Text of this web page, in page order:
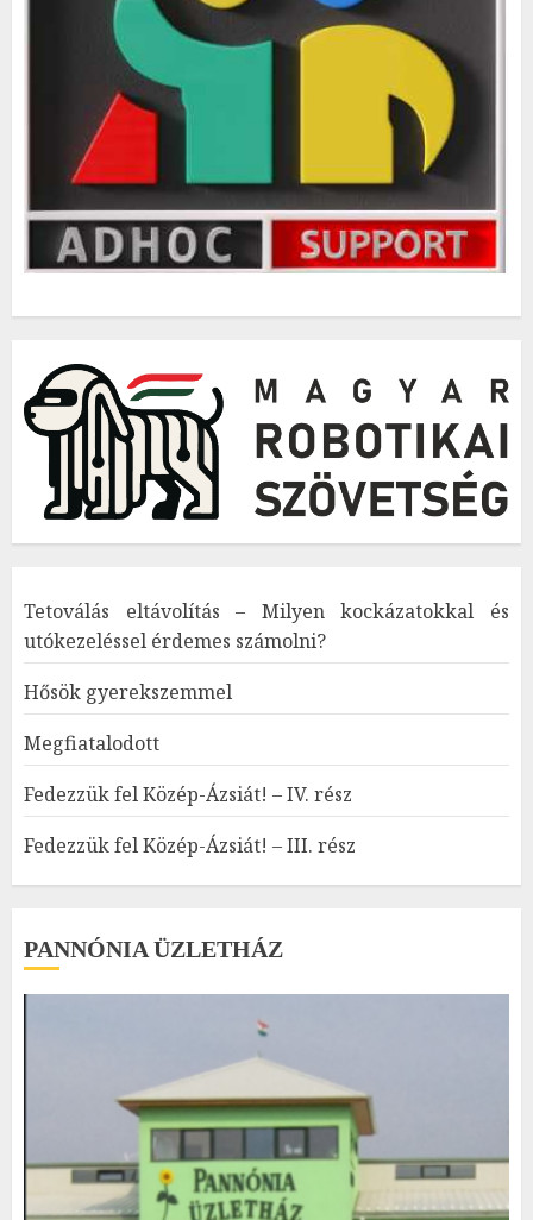
Tetoválás eltávolítás – Milyen kockázatokkal és
utókezeléssel érdemes számolni?
Hősök gyerekszemmel
Megfiatalodott
Fedezzük fel Közép-Ázsiát! – IV. rész
Fedezzük fel Közép-Ázsiát! – III. rész
PANNÓNIA ÜZLETHÁZ